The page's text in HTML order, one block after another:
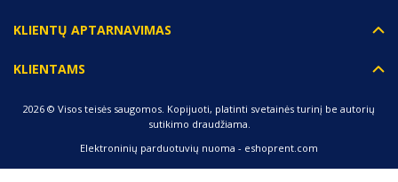
KLIENTŲ APTARNAVIMAS
KLIENTAMS
2026 © Visos teisės saugomos. Kopijuoti, platinti svetainės turinį be autorių
sutikimo draudžiama.
Elektroninių parduotuvių nuoma - eshoprent.com